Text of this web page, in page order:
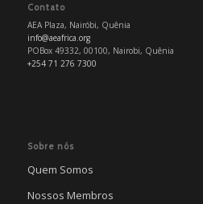
Contato
AEA Plaza, Nairóbi, Quênia
info@aeafrica.org
POBox 49332, 00100, Nairobi, Quênia
+254 71 276 7300
Sobre nós
Quem Somos
Nossos Membros